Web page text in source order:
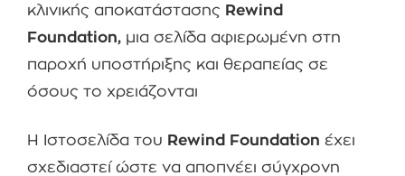
κλινικής αποκατάστασης Rewind
Foundation, μια σελίδα αφιερωμένη στη
παροχή υποστήριξης και θεραπείας σε
όσους το χρειάζονται
Η Ιστοσελίδα του Rewind Foundation έχει
σχεδιαστεί ώστε να αποπνέει σύγχρονη